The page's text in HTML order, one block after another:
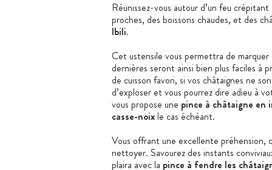
Réunissez-vous autour d’un feu
proches, des boissons chaudes, et des
Ibili.
Cet ustensile vous permettra de
dernières seront ainsi bien plus faciles à
de cuisson favori, si vos châtaignes ne
d’exploser et vous pourrez dire adieu à
vous propose une pince à châtaigne en
casse-noixle cas échéant.
Vous offrant une excellente préhension,
nettoyer. Savourez des instants
plaira avec la pince à fendre les